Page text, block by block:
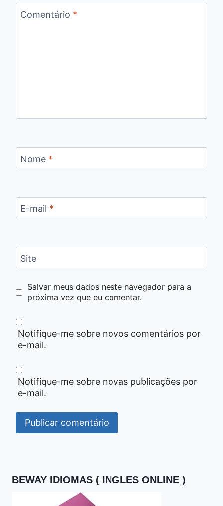
Comentário *
Nome *
E-mail *
Site
Salvar meus dados neste navegador para a
próxima vez que eu comentar.
Notifique-me sobre novos comentários por
e-mail.
Notifique-me sobre novas publicações por
e-mail.
BEWAY IDIOMAS ( INGLES ONLINE )